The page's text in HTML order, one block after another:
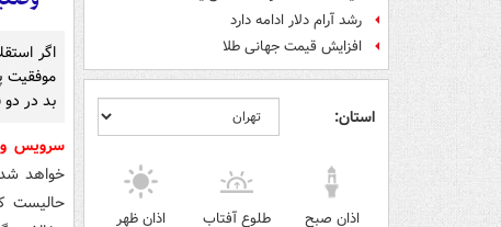
رشد آرام دلار ادامه دارد
افزایش قیمت جهانی طلا
استان:
اذان صبح
طلوع آفتاب
اذان ظهر
موفقیت
بد در
سرویس
خواهد
حالیست